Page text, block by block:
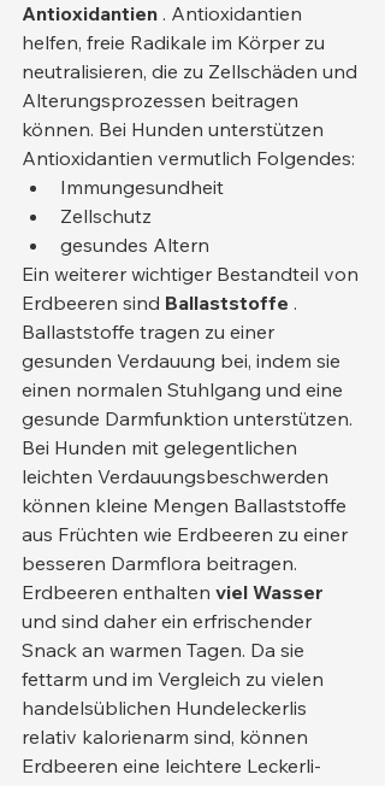
Antioxidantien . Antioxidantien
helfen, freie Radikale im Körper zu
neutralisieren, die zu Zellschäden und
Alterungsprozessen beitragen
können. Bei Hunden unterstützen
Antioxidantien vermutlich Folgendes:
Immungesundheit
Zellschutz
gesundes Altern
Ein weiterer wichtiger Bestandteil von
Erdbeeren sind Ballaststoffe .
Ballaststoffe tragen zu einer
gesunden Verdauung bei, indem sie
einen normalen Stuhlgang und eine
gesunde Darmfunktion unterstützen.
Bei Hunden mit gelegentlichen
leichten Verdauungsbeschwerden
können kleine Mengen Ballaststoffe
aus Früchten wie Erdbeeren zu einer
besseren Darmflora beitragen.
Erdbeeren enthalten viel Wasser
und sind daher ein erfrischender
Snack an warmen Tagen. Da sie
fettarm und im Vergleich zu vielen
handelsüblichen Hundeleckerlis
relativ kalorienarm sind, können
Erdbeeren eine leichtere Leckerli-